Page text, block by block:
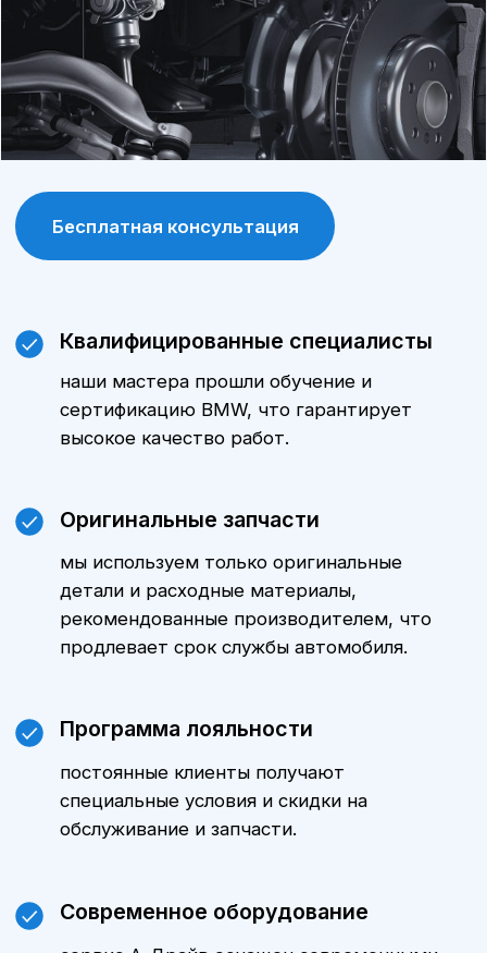
Современное оборудование
сервис А-Драйв оснащен современными
диагностическими и ремонтными
инструментами, что позволяет выявлять и
устранять проблемы максимально точно.
обслуживание у официального дилера
позволяет сохранить заводскую гарантию
Цены
обслуживания БМВ X6 зависит от
модели автомобиля, пробега и
объема выполняемых работ.
Уточнить стоимость ТО именно для
вашего автомобиля можно,
обратившись к нашим менеджерам.
Мы всегда готовы предложить
оптимальные варианты и